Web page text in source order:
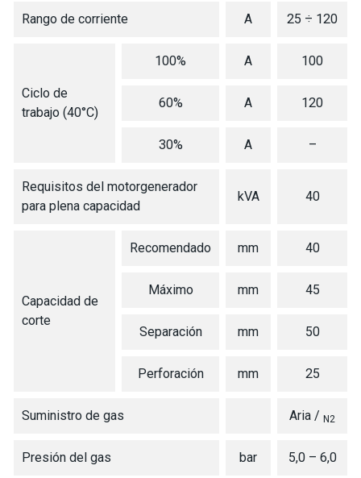
Rango de corriente A 25 ÷ 120
Ciclo de
trabajo (40°C)
100% A 100
60% A 120
30% A –
Requisitos del motorgenerador
para plena capacidad
kVA 40
Capacidad de
corte
Recomendado mm 40
Máximo mm 45
Separación mm 50
Perforación mm 25
Suministro de gas Aria / N2
Presión del gas bar 5,0 – 6,0